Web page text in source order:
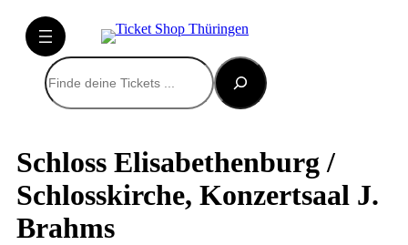
Suchen
Schloss Elisabethenburg /
Schlosskirche, Konzertsaal J.
Brahms